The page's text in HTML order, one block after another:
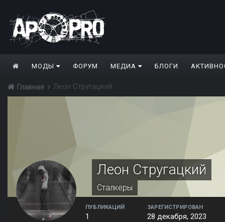
МОДЫ ФОРУМ МЕДИА БЛОГИ
Главная Леон Стругацкий
Леон Стругацкий
Сталкеры
ПУБЛИКАЦИЙ
1
ЗАРЕГИСТРИРОВАН
28 декабря, 2023